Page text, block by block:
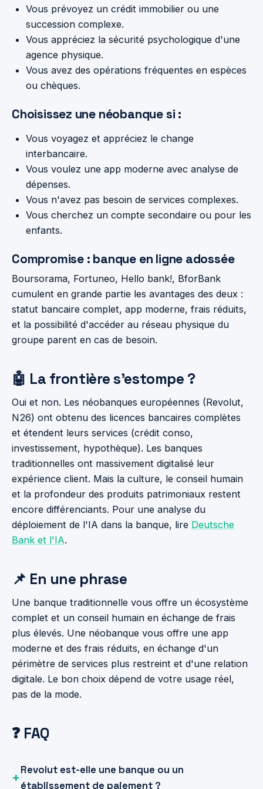
Vous prévoyez un crédit immobilier ou une
succession complexe.
Vous appréciez la sécurité psychologique d'une
agence physique.
Vous avez des opérations fréquentes en espèces
ou chèques.
Choisissez une néobanque si :
Vous voyagez et appréciez le change
interbancaire.
Vous voulez une app moderne avec analyse de
dépenses.
Vous n'avez pas besoin de services complexes.
Vous cherchez un compte secondaire ou pour les
enfants.
Compromise : banque en ligne adossée
Boursorama, Fortuneo, Hello bank!, BforBank
cumulent en grande partie les avantages des deux :
statut bancaire complet, app moderne, frais réduits,
et la possibilité d'accéder au réseau physique du
groupe parent en cas de besoin.
🤖 La frontière s'estompe ?
Oui et non. Les néobanques européennes (Revolut,
N26) ont obtenu des licences bancaires complètes
et étendent leurs services (crédit conso,
investissement, hypothèque). Les banques
traditionnelles ont massivement digitalisé leur
expérience client. Mais la culture, le conseil humain
et la profondeur des produits patrimoniaux restent
encore différenciants. Pour une analyse du
déploiement de l'IA dans la banque, lire Deutsche
Bank et l'IA.
📌 En une phrase
Une banque traditionnelle vous offre un écosystème
complet et un conseil humain en échange de frais
plus élevés. Une néobanque vous offre une app
moderne et des frais réduits, en échange d'un
périmètre de services plus restreint et d'une relation
digitale. Le bon choix dépend de votre usage réel,
pas de la mode.
❓ FAQ
Revolut est-elle une banque ou un
établissement de paiement ?